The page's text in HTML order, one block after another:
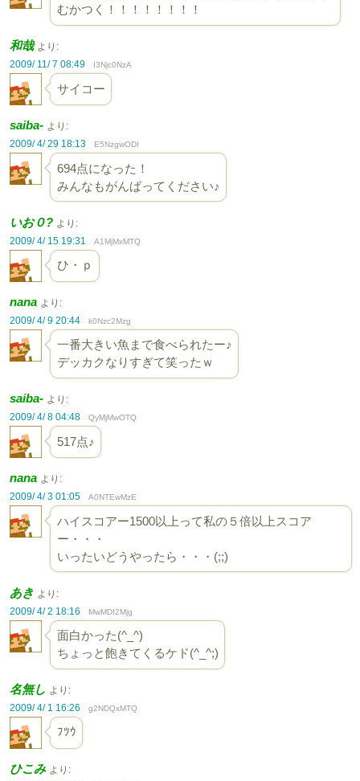
むかつく！！！！！！！！
和哉 より:
2009/ 11/ 7 08:49
I3Njc0NzA
サイコー
saiba- より:
2009/ 4/ 29 18:13
E5NzgwODI
694点になった！
みんなもがんばってください♪
いお０? より:
2009/ 4/ 15 19:31
A1MjMxMTQ
ひ・ｐ
nana より:
2009/ 4/ 9 20:44
k0Nzc2Mzg
一番大きい魚まで食べられたー♪
デッカクなりすぎて笑ったｗ
saiba- より:
2009/ 4/ 8 04:48
QyMjMwOTQ
517点♪
nana より:
2009/ 4/ 3 01:05
A0NTEwMzE
ハイスコアー1500以上って私の５倍以上スコア
ー・・・
いったいどうやったら・・・(;;)
あき より:
2009/ 4/ 2 18:16
MwMDI2Mjg
面白かった(^_^)
ちょっと飽きてくるケド(^_^;)
名無し より:
2009/ 4/ 1 16:26
g2NDQxMTQ
ﾌﾂｳ
ひこみ より: